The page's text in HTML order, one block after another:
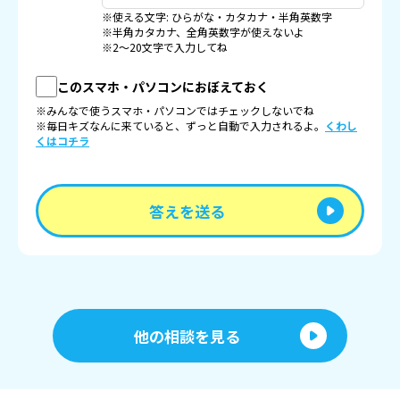
※使える文字: ひらがな・カタカナ・半角英数字
※半角カタカナ、全角英数字が使えないよ
※2〜20文字で入力してね
このスマホ・パソコンにおぼえておく
※みんなで使うスマホ・パソコンではチェックしないでね
※毎日キズなんに来ていると、ずっと自動で入力されるよ。 くわし
くはコチラ
答えを送る
他の相談を見る